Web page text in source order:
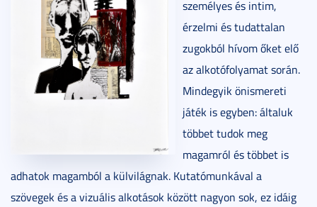
személyes és intim,
érzelmi és tudattalan
zugokból hívom őket elő
az alkotófolyamat során.
Mindegyik önismereti
játék is egyben: általuk
többet tudok meg
magamról és többet is
adhatok magamból a külvilágnak. Kutatómunkával a
szövegek és a vizuális alkotások között nagyon sok, ez idáig